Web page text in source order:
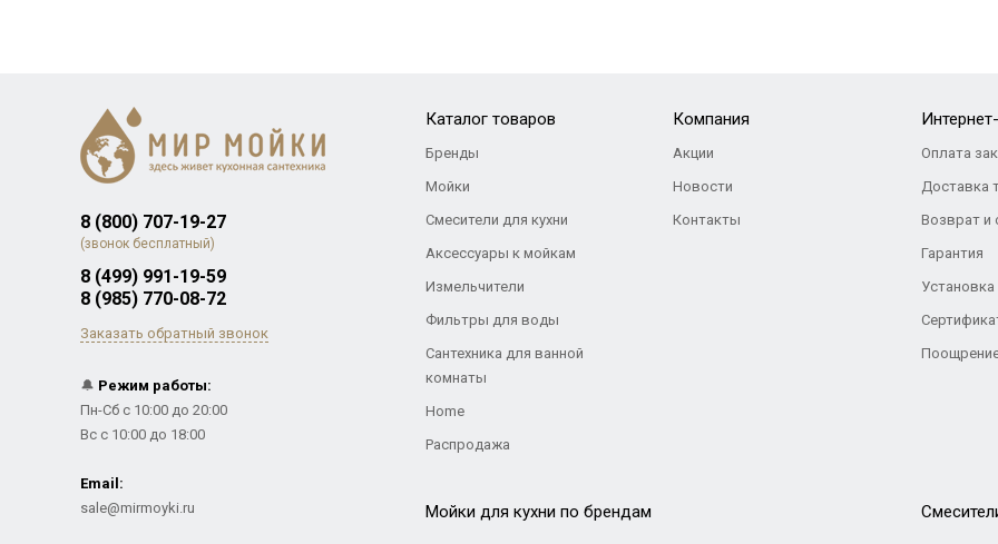
8 (800) 707-19-27
(звонок бесплатный)
8 (499) 991-19-59
8 (985) 770-08-72
Заказать обратный звонок
🔔 Режим работы:
Пн-Сб с 10:00 до 20:00
Вс с 10:00 до 18:00
Email:
sale@mirmoyki.ru
Каталог товаров
Бренды
Мойки
Смесители для кухни
Аксессуары к мойкам
Измельчители
Фильтры для воды
Сантехника для ванной
комнаты
Home
Распродажа
Компания
Акции
Новости
Контакты
Оплата
Доставка
Возврат и
Гарантия
Установка
Мойки для кухни по брендам